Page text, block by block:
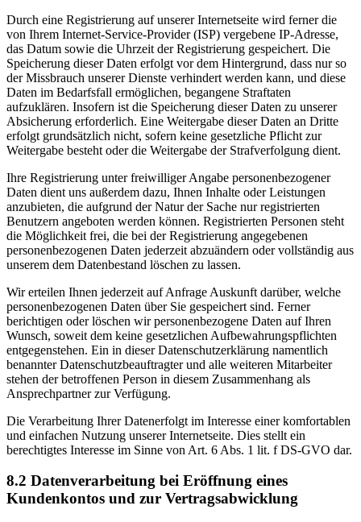
Durch eine Registrierung auf unserer Internetseite wird ferner die
von Ihrem Internet-Service-Provider (ISP) vergebene IP-Adresse,
das Datum sowie die Uhrzeit der Registrierung gespeichert. Die
Speicherung dieser Daten erfolgt vor dem Hintergrund, dass nur so
der Missbrauch unserer Dienste verhindert werden kann, und diese
Daten im Bedarfsfall ermöglichen, begangene Straftaten
aufzuklären. Insofern ist die Speicherung dieser Daten zu unserer
Absicherung erforderlich. Eine Weitergabe dieser Daten an Dritte
erfolgt grundsätzlich nicht, sofern keine gesetzliche Pflicht zur
Weitergabe besteht oder die Weitergabe der Strafverfolgung dient.
Ihre Registrierung unter freiwilliger Angabe personenbezogener
Daten dient uns außerdem dazu, Ihnen Inhalte oder Leistungen
anzubieten, die aufgrund der Natur der Sache nur registrierten
Benutzern angeboten werden können. Registrierten Personen steht
die Möglichkeit frei, die bei der Registrierung angegebenen
personenbezogenen Daten jederzeit abzuändern oder vollständig aus
unserem dem Datenbestand löschen zu lassen.
Wir erteilen Ihnen jederzeit auf Anfrage Auskunft darüber, welche
personenbezogenen Daten über Sie gespeichert sind. Ferner
berichtigen oder löschen wir personenbezogene Daten auf Ihren
Wunsch, soweit dem keine gesetzlichen Aufbewahrungspflichten
entgegenstehen. Ein in dieser Datenschutzerklärung namentlich
benannter Datenschutzbeauftragter und alle weiteren Mitarbeiter
stehen der betroffenen Person in diesem Zusammenhang als
Ansprechpartner zur Verfügung.
Die Verarbeitung Ihrer Datenerfolgt im Interesse einer komfortablen
und einfachen Nutzung unserer Internetseite. Dies stellt ein
berechtigtes Interesse im Sinne von Art. 6 Abs. 1 lit. f DS-GVO dar.
8.2 Datenverarbeitung bei Eröffnung eines
Kundenkontos und zur Vertragsabwicklung